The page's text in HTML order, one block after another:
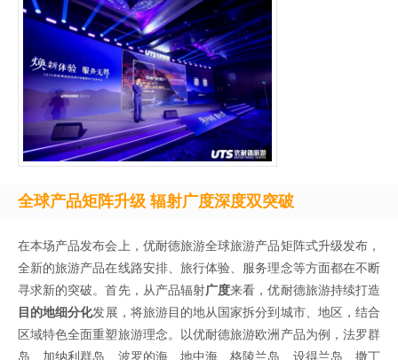
全球产品矩阵升级 辐射广度深度双突破
在本场产品发布会上，优耐德旅游全球旅游产品矩阵式升级发布，
全新的旅游产品在线路安排、旅行体验、服务理念等方面都在不断
寻求新的突破。首先，从产品辐射广度来看，优耐德旅游持续打造
目的地细分化发展，将旅游目的地从国家拆分到城市、地区，结合
区域特色全面重塑旅游理念。以优耐德旅游欧洲产品为例，法罗群
岛、加纳利群岛、波罗的海、地中海、格陵兰岛、设得兰岛、撒丁